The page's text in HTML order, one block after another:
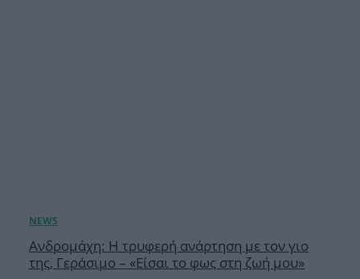
Ανδρομάχη: Η τρυφερή ανάρτηση με τον γιο
της, Γεράσιμο – «Είσαι το φως στη ζωή μου»